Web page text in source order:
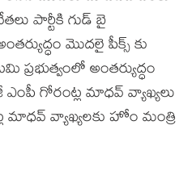
పార్టీకి గుడ్ బై
మొదలై పీక్స్ కు
ప్రభుత్వంలో అంతర్యుద్ధం
గోరంట్ల మాధవ్ వ్యాఖ్యలు
మాధవ్ వ్యాఖ్యలకు హోం మంత్రి